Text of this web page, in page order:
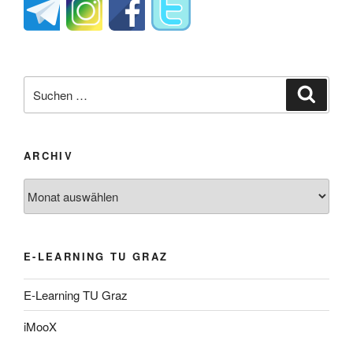
nach:
ARCHIV
E-LEARNING TU GRAZ
E-Learning TU Graz
iMooX